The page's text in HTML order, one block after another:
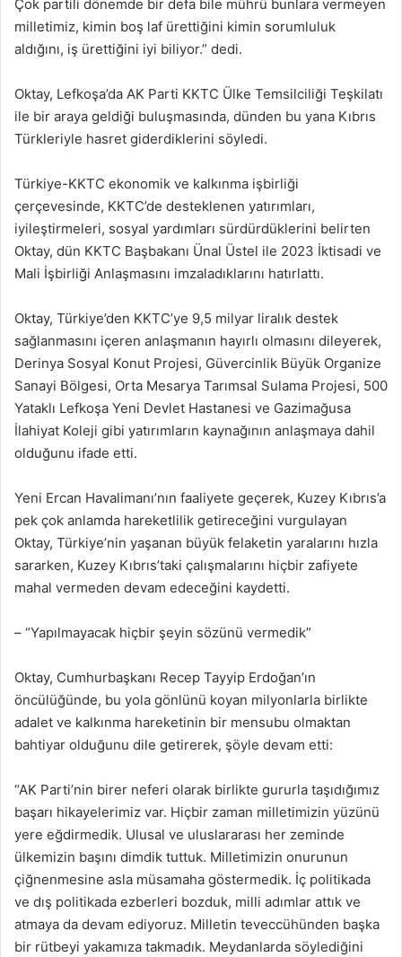
Çok partili dönemde bir defa bile mührü bunlara vermeyen
milletimiz, kimin boş laf ürettiğini kimin sorumluluk
aldığını, iş ürettiğini iyi biliyor.” dedi.
Oktay, Lefkoşa’da AK Parti KKTC Ülke Temsilciliği Teşkilatı
ile bir araya geldiği buluşmasında, dünden bu yana Kıbrıs
Türkleriyle hasret giderdiklerini söyledi.
Türkiye-KKTC ekonomik ve kalkınma işbirliği
çerçevesinde, KKTC’de desteklenen yatırımları,
iyileştirmeleri, sosyal yardımları sürdürdüklerini belirten
Oktay, dün KKTC Başbakanı Ünal Üstel ile 2023 İktisadi ve
Mali İşbirliği Anlaşmasını imzaladıklarını hatırlattı.
Oktay, Türkiye’den KKTC’ye 9,5 milyar liralık destek
sağlanmasını içeren anlaşmanın hayırlı olmasını dileyerek,
Derinya Sosyal Konut Projesi, Güvercinlik Büyük Organize
Sanayi Bölgesi, Orta Mesarya Tarımsal Sulama Projesi, 500
Yataklı Lefkoşa Yeni Devlet Hastanesi ve Gazimağusa
İlahiyat Koleji gibi yatırımların kaynağının anlaşmaya dahil
olduğunu ifade etti.
Yeni Ercan Havalimanı’nın faaliyete geçerek, Kuzey Kıbrıs’a
pek çok anlamda hareketlilik getireceğini vurgulayan
Oktay, Türkiye’nin yaşanan büyük felaketin yaralarını hızla
sararken, Kuzey Kıbrıs’taki çalışmalarını hiçbir zafiyete
mahal vermeden devam edeceğini kaydetti.
– “Yapılmayacak hiçbir şeyin sözünü vermedik”
Oktay, Cumhurbaşkanı Recep Tayyip Erdoğan’ın
öncülüğünde, bu yola gönlünü koyan milyonlarla birlikte
adalet ve kalkınma hareketinin bir mensubu olmaktan
bahtiyar olduğunu dile getirerek, şöyle devam etti:
“AK Parti’nin birer neferi olarak birlikte gururla taşıdığımız
başarı hikayelerimiz var. Hiçbir zaman milletimizin yüzünü
yere eğdirmedik. Ulusal ve uluslararası her zeminde
ülkemizin başını dimdik tuttuk. Milletimizin onurunun
çiğnenmesine asla müsamaha göstermedik. İç politikada
ve dış politikada ezberleri bozduk, milli adımlar attık ve
atmaya da devam ediyoruz. Milletin teveccühünden başka
bir rütbeyi yakamıza takmadık. Meydanlarda söylediğini